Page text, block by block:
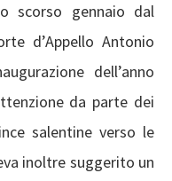
scorso gennaio dal
d’Appello Antonio
dell’anno
da parte dei
salentine verso le
inoltre suggerito un